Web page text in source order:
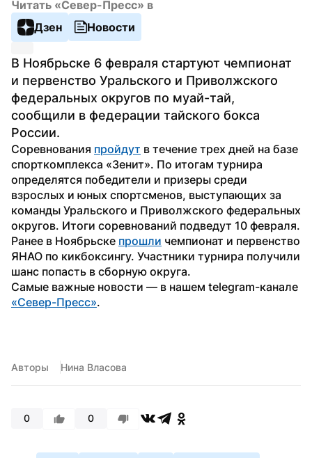
Читать «Север-Пресс» в
Дзен
Новости
В Ноябрьске 6 февраля стартуют чемпионат
и первенство Уральского и Приволжского
федеральных округов по муай-тай,
сообщили в федерации тайского бокса
России.
Соревнования пройдут в течение трех дней на базе
спорткомплекса «Зенит». По итогам турнира
определятся победители и призеры среди
взрослых и юных спортсменов, выступающих за
команды Уральского и Приволжского федеральных
округов. Итоги соревнований подведут 10 февраля.
Ранее в Ноябрьске прошли чемпионат и первенство
ЯНАО по кикбоксингу. Участники турнира получили
шанс попасть в сборную округа.
«Север-Пресс».
Авторы Нина Власова
0 0